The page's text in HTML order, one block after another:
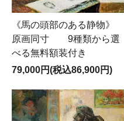
《馬の頭部のある静物》
原画同寸 9種類から選
べる無料額装付き
79,000円(税込86,900円)